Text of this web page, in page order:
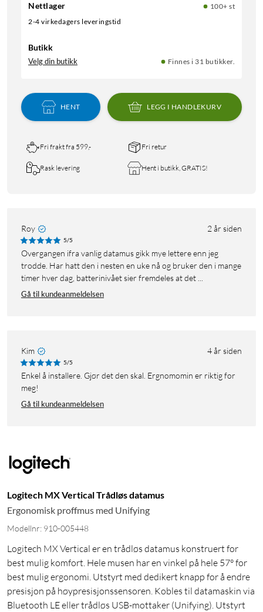
Nettlager
100+ st
2-4 virkedagers leveringstid
Butikk
Velg din butikk Finnes i 31 butikker.
HENT LEGG I HANDLEKURV
Fri frakt fra 599,- Fri retur
Rask levering Hent i butikk, GRATIS!
Roy 2 år siden
5/5
Overgangen ifra vanlig datamus gikk mye lettere enn jeg
trodde. Har hatt den i nesten en uke nå og bruker den i mange
timer hver dag, batterinivået sier fremdeles at det ...
Gå til kundeanmeldelsen
Kim 4 år siden
5/5
Enkel å installere. Gjør det den skal. Ergnomomin er riktig for
meg!
Gå til kundeanmeldelsen
Logitech MX Vertical Trådløs datamus
Ergonomisk proffmus med Unifying
Modellnr: 910-005448
Logitech MX Vertical er en trådløs datamus konstruert for
best mulig komfort. Hele musen har en vinkel på hele 57° for
best mulig ergonomi. Utstyrt med dedikert knapp for å endre
presisjon på høypresisjonssensoren. Kobles til datamaskin via
Bluetooth LE eller trådløs USB-mottaker (Unifying). Utstyrt